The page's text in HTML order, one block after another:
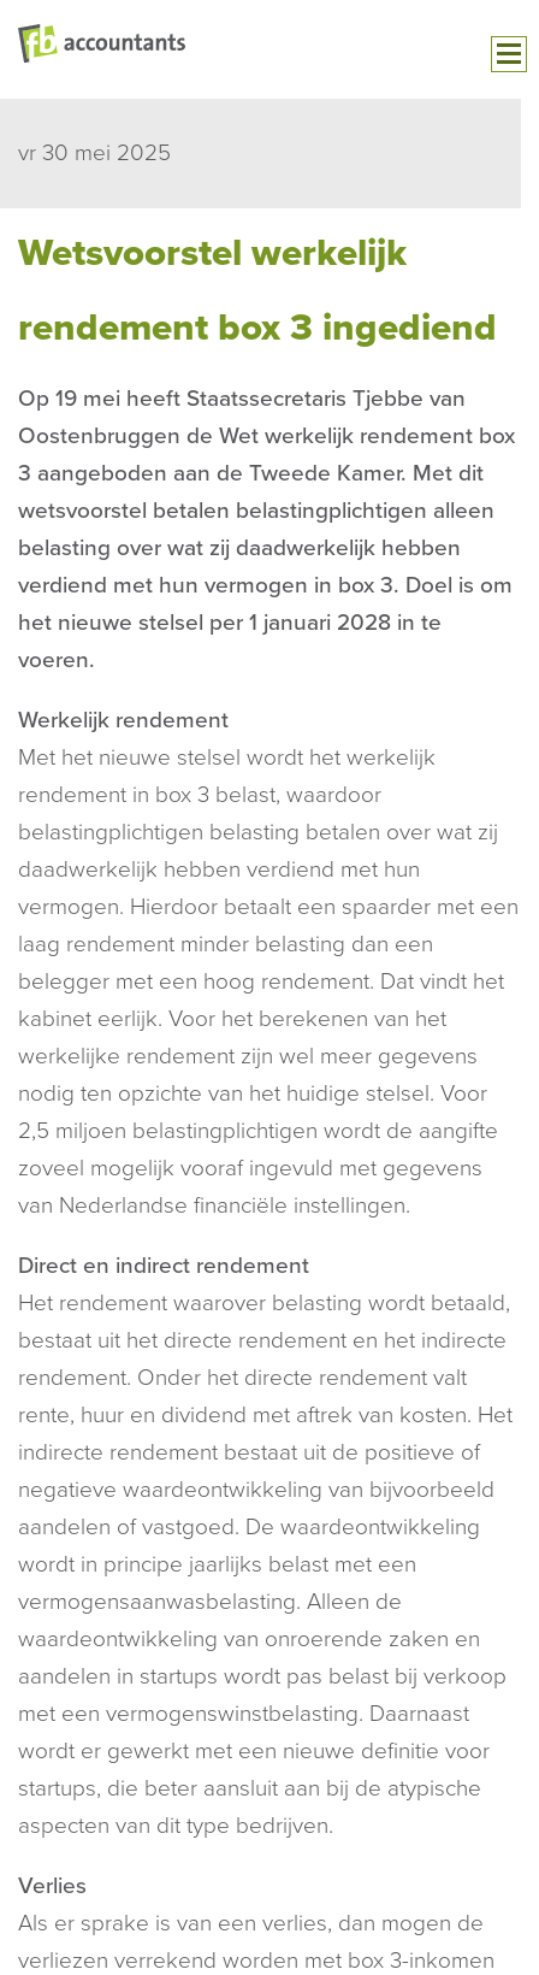
vr 30 mei 2025
Wetsvoorstel werkelijk
rendement box 3 ingediend
Op 19 mei heeft Staatssecretaris Tjebbe van
Oostenbruggen de Wet werkelijk rendement box
3 aangeboden aan de Tweede Kamer. Met dit
wetsvoorstel betalen belastingplichtigen alleen
belasting over wat zij daadwerkelijk hebben
verdiend met hun vermogen in box 3. Doel is om
het nieuwe stelsel per 1 januari 2028 in te
voeren.
Werkelijk rendement
Met het nieuwe stelsel wordt het werkelijk
rendement in box 3 belast, waardoor
belastingplichtigen belasting betalen over wat zij
daadwerkelijk hebben verdiend met hun
vermogen. Hierdoor betaalt een spaarder met een
laag rendement minder belasting dan een
belegger met een hoog rendement. Dat vindt het
kabinet eerlijk. Voor het berekenen van het
werkelijke rendement zijn wel meer gegevens
nodig ten opzichte van het huidige stelsel. Voor
2,5 miljoen belastingplichtigen wordt de aangifte
zoveel mogelijk vooraf ingevuld met gegevens
van Nederlandse financiële instellingen.
Direct en indirect rendement
Het rendement waarover belasting wordt betaald,
bestaat uit het directe rendement en het indirecte
rendement. Onder het directe rendement valt
rente, huur en dividend met aftrek van kosten. Het
indirecte rendement bestaat uit de positieve of
negatieve waardeontwikkeling van bijvoorbeeld
aandelen of vastgoed. De waardeontwikkeling
wordt in principe jaarlijks belast met een
vermogensaanwasbelasting. Alleen de
waardeontwikkeling van onroerende zaken en
aandelen in startups wordt pas belast bij verkoop
met een vermogenswinstbelasting. Daarnaast
wordt er gewerkt met een nieuwe definitie voor
startups, die beter aansluit aan bij de atypische
aspecten van dit type bedrijven.
Verlies
Als er sprake is van een verlies, dan mogen de
verliezen verrekend worden met box 3-inkomen